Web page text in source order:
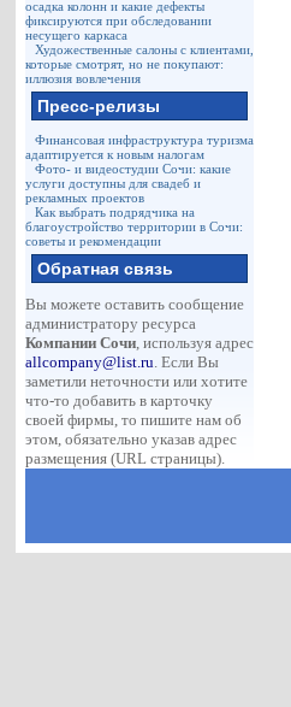
осадка колонн и какие дефекты
фиксируются при обследовании
несущего каркаса
Художественные салоны с клиентами,
которые смотрят, но не покупают:
иллюзия вовлечения
Пресс-релизы
Финансовая инфраструктура туризма
адаптируется к новым налогам
Фото- и видеостудии Сочи: какие
услуги доступны для свадеб и
рекламных проектов
Как выбрать подрядчика на
благоустройство территории в Сочи:
советы и рекомендации
Обратная связь
Вы можете оставить сообщение
администратору ресурса
Компании Сочи, используя адрес
allcompany@list.ru. Если Вы
заметили неточности или хотите
что-то добавить в карточку
своей фирмы, то пишите нам об
этом, обязательно указав адрес
размещения (URL страницы).